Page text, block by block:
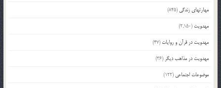
مهارتهای زندگی (845)
مهدویت (2,150)
مهدویت در قرآن و روایات (47)
مهدویت در مذاهب دیگر (36)
موضوعات اجتماعی (122)